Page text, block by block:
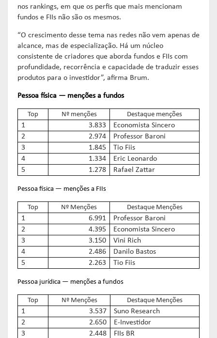
nos rankings, em que os perfis que mais mencionam
fundos e FIIs não são os mesmos.
“O crescimento desse tema nas redes não vem apenas de
alcance, mas de especialização. Há um núcleo
consistente de criadores que aborda fundos e FIIs com
profundidade, recorrência e capacidade de traduzir esses
produtos para o investidor”, afirma Brum.
Pessoa física — menções a fundos
Top Nº menções Destaque menções
1 3.833
Economista Sincero
2
2.974
Professor Baroni
3
1.845
Tio Fiis
4
1.334
Eric Leonardo
5
1.278 Rafael Zattar
Pessoa física — menções a FIIs
Top Nº Menções Destaque Menções
1 6.991
Professor Baroni
2
4.395
Economista Sincero
3
3.150
Vini Rich
4
2.486
Danilo Bastos
5
2.263 Tio Fiis
Pessoa jurídica — menções a fundos
Top Nº Menções Destaque Menções
1 3.537
Suno Research
2
2.650
E-Investidor
3
2.448
FIIs BR